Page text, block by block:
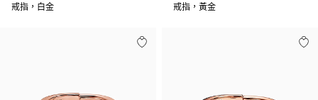
戒指，白金
戒指，黃金